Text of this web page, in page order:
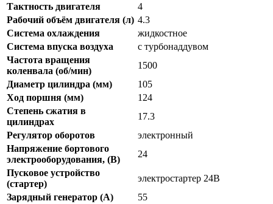
Тактность двигателя
4
Рабочий объём двигателя (л) 4.3
Система охлаждения
жидкостное
Система впуска воздуха
с турбонаддувом
Частота вращения
коленвала (об/мин)
1500
Диаметр цилиндра (мм)
105
Ход поршня (мм)
124
Степень сжатия в
цилиндрах
17.3
Регулятор оборотов
электронный
Напряжение бортового
электрооборудования, (В)
24
Пусковое устройство
(стартер)
электростартер 24В
Зарядный генератор (А)
55